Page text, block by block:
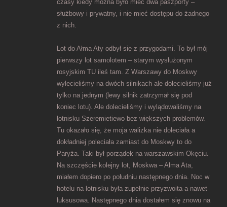
czasy kiedy można było mieć dwa paszporty –
służbowy i prywatny, i nie mieć dostępu do żadnego
z nich.
Lot do Ałma Aty odbył się z przygodami. To był mój
pierwszy lot samolotem – starym wysłużonym
rosyjskim TU ileś tam. Z Warszawy do Moskwy
wylecieliśmy na dwóch silnikach ale dolecieliśmy już
tylko na jednym (lewy silnik zatrzymał się pod
koniec lotu). Ale dolecieliśmy i wylądowaliśmy na
lotnisku Szeremietiewo bez większych problemów.
Tu okazało się, że moja walizka nie doleciała a
dokładniej poleciała zamiast do Moskwy to do
Paryża. Taki był porządek na warszawskim Okęciu.
Na szczęście kolejny lot, Moskwa – Ałma Ata,
miałem dopiero po południu następnego dnia. Noc w
hotelu na lotnisku była zupełnie przyzwoita a nawet
luksusowa. Następnego dnia dostałem się znowu na